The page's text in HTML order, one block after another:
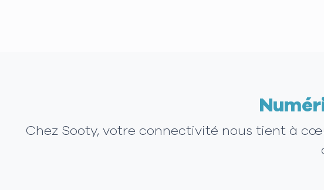
Chez Sooty, votre connectivité nous tient à